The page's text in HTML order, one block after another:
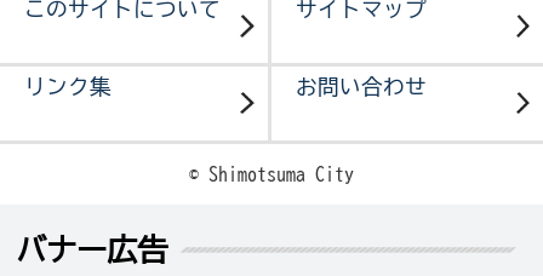
このサイトについて サイトマップ
リンク集 お問い合わせ
© Shimotsuma City
バナー広告